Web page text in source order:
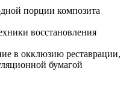
порции композита
восстановления
в окклюзию реставрации,
бумагой